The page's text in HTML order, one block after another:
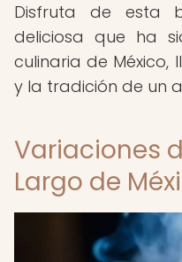
Disfruta de esta
deliciosa que ha
culinaria de
y la tradición de un
Variaciones
Largo de